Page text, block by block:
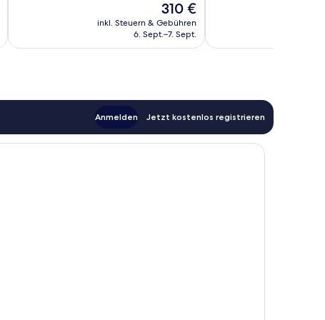
Der
Preis
beträgt
310 €
inkl. Steuern & Gebühren
6. Sept.–7. Sept.
Anmelden Jetzt kostenlos registrieren